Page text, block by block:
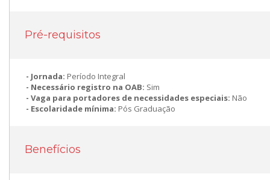
Pré-requisitos
Jornada: Período Integral
Necessário registro na OAB: Sim
Vaga para portadores de necessidades especiais: Não
Escolaridade mínima: Pós Graduação
Benefícios